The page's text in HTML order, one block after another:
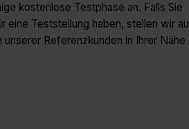
kostenlose Testphase an. Falls Sie
eine Teststellung haben, stellen wir
Referenzkunden in Ihrer Nähe